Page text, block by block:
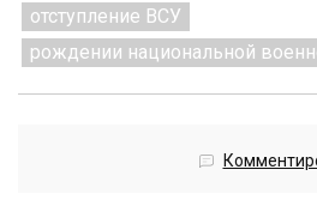
отступление ВСУ
рождении национальной